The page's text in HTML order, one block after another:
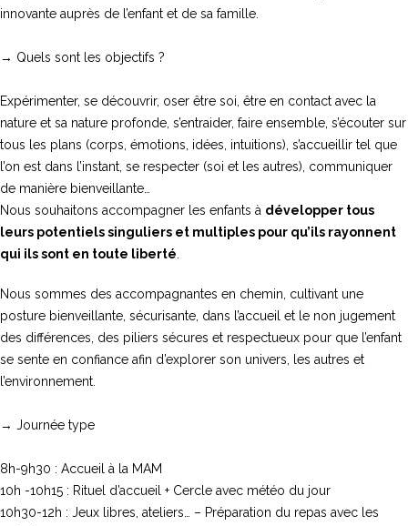
innovante auprès de l’enfant et de sa famille.
→ Quels sont les objectifs ?
Expérimenter, se découvrir, oser être soi, être en contact avec la
nature et sa nature profonde, s’entraider, faire ensemble, s’écouter sur
tous les plans (corps, émotions, idées, intuitions), s’accueillir tel que
l’on est dans l’instant, se respecter (soi et les autres), communiquer
de manière bienveillante…
Nous souhaitons accompagner les enfants à développer tous
leurs potentiels singuliers et multiples pour qu’ils rayonnent
qui ils sont en toute liberté
Nous sommes des accompagnantes en chemin, cultivant une
posture bienveillante, sécurisante, dans l’accueil et le non jugement
des différences, des piliers sécures et respectueux pour que l’enfant
se sente en confiance afin d’explorer son univers, les autres et
l’environnement.
→ Journée type
8h-9h30 : Accueil à la MAM
10h -10h15 : Rituel d’accueil + Cercle avec météo du jour
10h30-12h : Jeux libres, ateliers… – Préparation du repas avec les